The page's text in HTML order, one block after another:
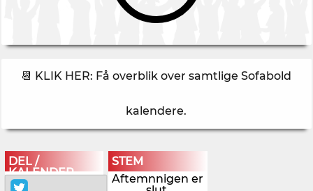
📆 KLIK HER: Få overblik over samtlige Sofabold
kalendere.
DEL /
KALENDER
STEM
Aftemnnigen er